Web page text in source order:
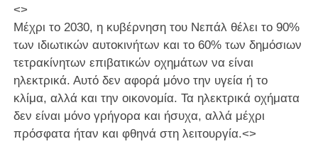
<>
Μέχρι το 2030, η κυβέρνηση του Νεπάλ θέλει το 90%
των ιδιωτικών αυτοκινήτων και το 60% των δημόσιων
τετρακίνητων επιβατικών οχημάτων να είναι
ηλεκτρικά. Αυτό δεν αφορά μόνο την υγεία ή το
κλίμα, αλλά και την οικονομία. Τα ηλεκτρικά οχήματα
δεν είναι μόνο γρήγορα και ήσυχα, αλλά μέχρι
πρόσφατα ήταν και φθηνά στη λειτουργία.<>